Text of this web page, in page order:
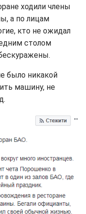
ходили члены
а по лицам
кто не ожидал
столом
было никакой
машину, не